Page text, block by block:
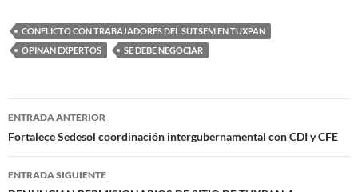
CONFLICTO CON TRABAJADORES DEL SUTSEM EN TUXPAN
OPINAN EXPERTOS
SE DEBE NEGOCIAR
Navegación
de
entradas
ENTRADA ANTERIOR
Fortalece Sedesol coordinación intergubernamental con CDI y CFE
ENTRADA SIGUIENTE